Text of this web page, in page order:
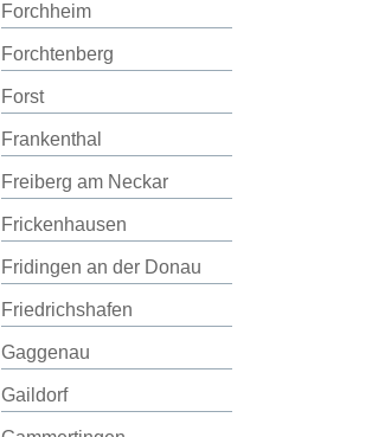
Forchheim
Forchtenberg
Forst
Frankenthal
Freiberg am Neckar
Frickenhausen
Fridingen an der Donau
Friedrichshafen
Gaggenau
Gaildorf